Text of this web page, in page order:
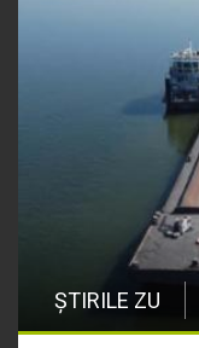
ȘTIRILE ZU